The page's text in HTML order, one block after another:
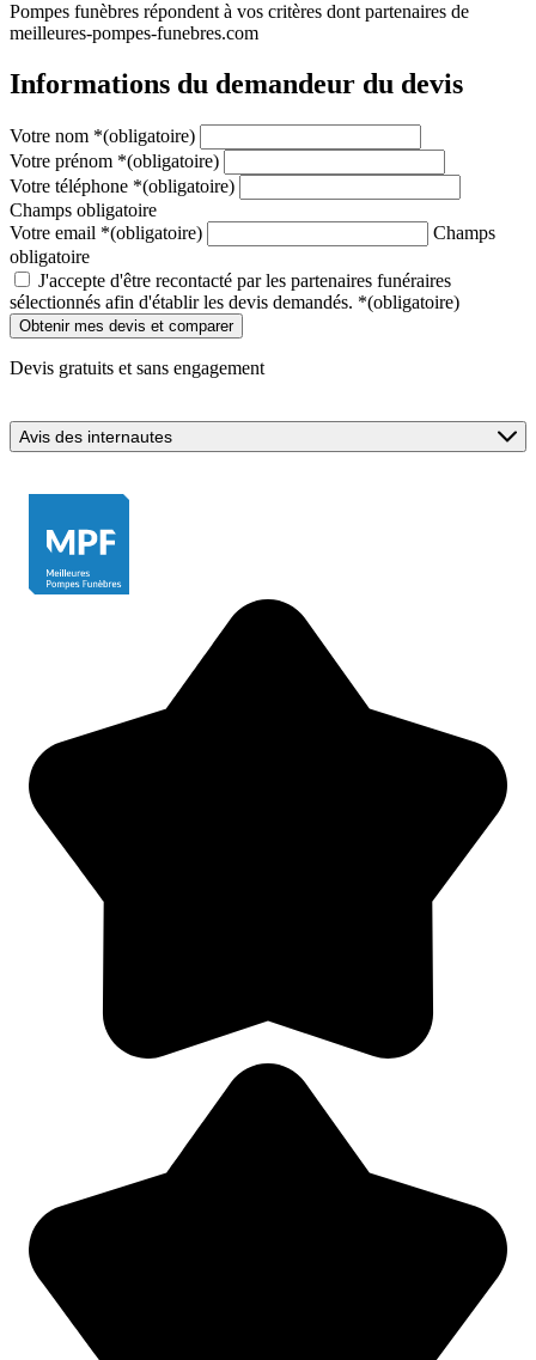
Pompes funèbres répondent à vos critères dont partenaires de
meilleures-pompes-funebres.com
Informations du demandeur du devis
Votre nom *(obligatoire)
Votre prénom *(obligatoire)
Votre téléphone *(obligatoire)
Champs obligatoire
Votre email *(obligatoire)
Champs
obligatoire
J'accepte d'être recontacté par les partenaires funéraires
sélectionnés afin d'établir les devis demandés. *(obligatoire)
Devis gratuits et sans engagement
Avis des internautes